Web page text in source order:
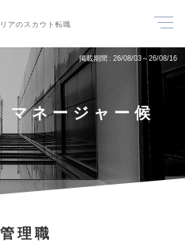
アのスカウト転職
掲載期間 26/08/03～26/08/16
マネージャー候
理職